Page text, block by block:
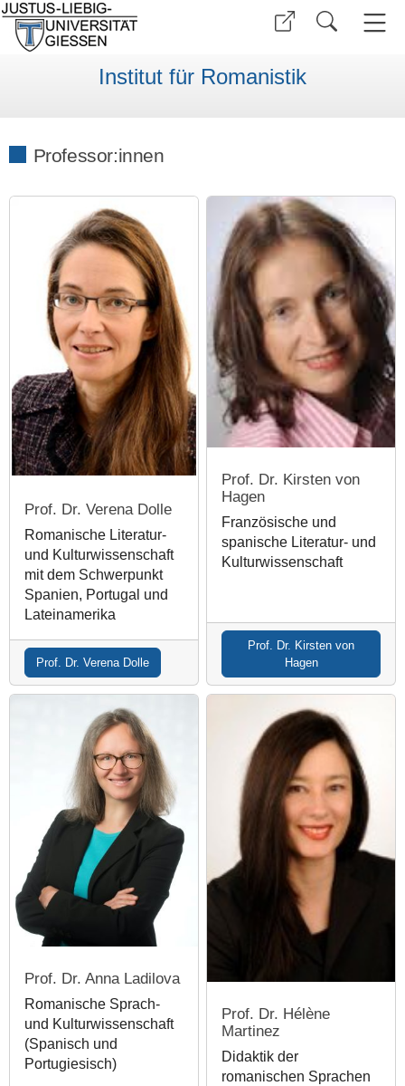
Institut für Romanistik
Professor:innen
Prof. Dr. Verena Dolle
Romanische Literatur-
und Kulturwissenschaft
mit dem Schwerpunkt
Spanien, Portugal und
Lateinamerika
Prof. Dr. Verena Dolle
Prof. Dr. Kirsten von
Hagen
Französische und
spanische Literatur- und
Kulturwissenschaft
Prof. Dr. Kirsten von
Hagen
Prof. Dr. Anna Ladilova
Romanische Sprach-
und Kulturwissenschaft
(Spanisch und
Portugiesisch)
Prof. Dr. Hélène
Martinez
Didaktik der
romanischen Sprachen